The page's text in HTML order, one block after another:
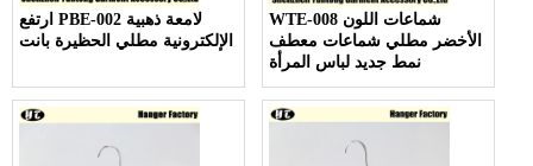
ارتفع PBE-002 لامعة ذهبية
الإلكترونية مطلي الحظيرة بانت
WTE-008 شماعات اللون
الأخضر مطلي شماعات معطف
نمط جديد لباس المرأة